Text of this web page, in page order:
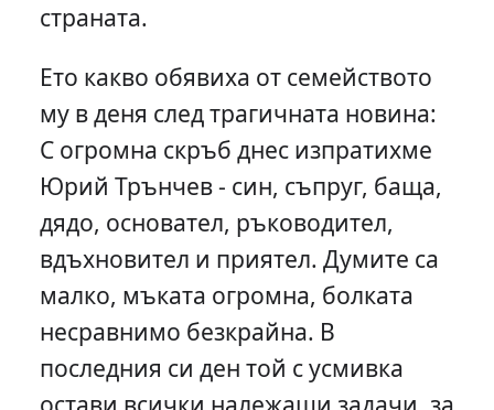
страната.
Ето какво обявиха от семейството
му в деня след трагичната новина:
С огромна скръб днес изпратихме
Юрий Трънчев - син, съпруг, баща,
дядо, основател, ръководител,
вдъхновител и приятел. Думите са
малко, мъката огромна, болката
несравнимо безкрайна. В
последния си ден той с усмивка